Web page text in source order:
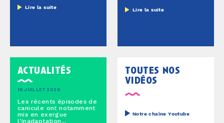
Lire la suite Lire la suite
actualités
16 JUILLET 2026
Les récents épisodes de
canicule ont notamment
mis en exergue
l’inadaptation...
toutes nos
vidéos
Notre chaîne Youtube